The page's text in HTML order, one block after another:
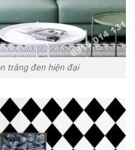
trắng đen hiện đại